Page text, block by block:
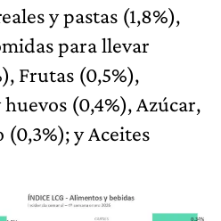
y pastas (1,8%),
para llevar
Frutas (0,5%),
(0,4%), Azúcar,
(0,3%); y Aceites